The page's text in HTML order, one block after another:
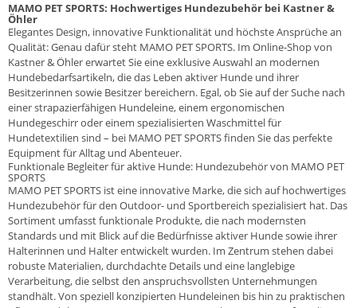
MAMO PET SPORTS: Hochwertiges Hundezubehör bei Kastner &
Öhler
Elegantes Design, innovative Funktionalität und höchste Ansprüche an
Qualität: Genau dafür steht MAMO PET SPORTS. Im Online-Shop von
Kastner & Öhler erwartet Sie eine exklusive Auswahl an modernen
Hundebedarfsartikeln, die das Leben aktiver Hunde und ihrer
Besitzerinnen sowie Besitzer bereichern. Egal, ob Sie auf der Suche nach
einer strapazierfähigen Hundeleine, einem ergonomischen
Hundegeschirr oder einem spezialisierten Waschmittel für
Hundetextilien sind – bei MAMO PET SPORTS finden Sie das perfekte
Equipment für Alltag und Abenteuer.
Funktionale Begleiter für aktive Hunde: Hundezubehör von MAMO PET
SPORTS
MAMO PET SPORTS ist eine innovative Marke, die sich auf hochwertiges
Hundezubehör für den Outdoor- und Sportbereich spezialisiert hat. Das
Sortiment umfasst funktionale Produkte, die nach modernsten
Standards und mit Blick auf die Bedürfnisse aktiver Hunde sowie ihrer
Halterinnen und Halter entwickelt wurden. Im Zentrum stehen dabei
robuste Materialien, durchdachte Details und eine langlebige
Verarbeitung, die selbst den anspruchsvollsten Unternehmungen
standhält. Von speziell konzipierten Hundeleinen bis hin zu praktischen